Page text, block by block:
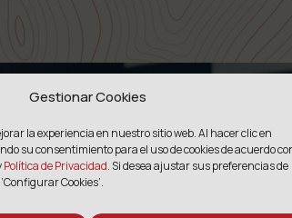
Gestionar Cookies
la experiencia en nuestro sitio web. Al hacer clic en
su consentimiento para el uso de cookies de acuerdo
Política de Privacidad.Si desea ajustar sus preferencias de
Cookies’.